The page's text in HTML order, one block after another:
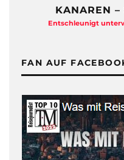
KANAREN –
Entschleunigt
FAN AUF